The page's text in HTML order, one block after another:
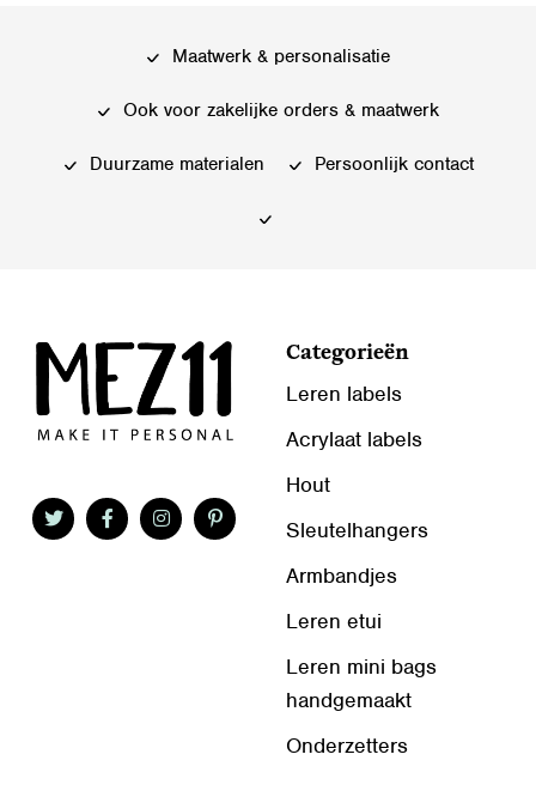
worden
optie
gekozen
op
Maatwerk & personalisatie
Ook voor zakelijke orders & maatwerk
Duurzame materialen Persoonlijk contact
Categorieën
Leren labels
Acrylaat labels
Hout
Sleutelhangers
Armbandjes
Leren etui
Leren mini bags
handgemaakt
Onderzetters